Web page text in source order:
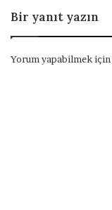
Bir yanıt yazın
Yorum yapabilmek için